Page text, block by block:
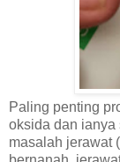
Paling penting
oksida dan ianya
masalah jerawat